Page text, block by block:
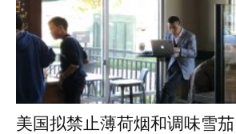
美国拟禁止薄荷烟和调味雪茄